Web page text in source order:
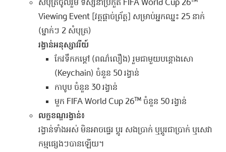
សំបុត្រចូលរួម ទស្សនាប្រកួត FIFA World Cup 26™
Viewing Event [វគ្គផ្តាច់ព្រ័ត្ត] សម្រាប់អ្នកឈ្នះ 25 នាក់
(ម្នាក់ៗ 2 សំបុត្រ)
រង្វាន់អនុស្សាវរីយ៍
កែវទឹកកម្ដៅ (ពណ៌លឿង) រួមជាមួយបន្តោងសោ
(Keychain) ចំនួន 50 រង្វាន់
កាបូប ចំនួន 30 រង្វាន់
មួក FIFA World Cup 26™ ចំនួន 50 រង្វាន់
លក្ខខណ្ឌរង្វាន់៖
រង្វាន់ទាំងអស់ មិនអាចផ្ទេរ ប្ដូរ សងប្រាក់ ឬប្ដូរជាប្រាក់ ឬសេវា
កម្មផ្សេងៗបានឡើយ។